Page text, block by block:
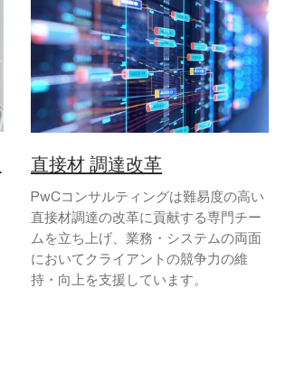
直接材 調達改革
PwCコンサルティングは難易度の高い
直接材調達の改革に貢献する専門チー
ムを立ち上げ、業務・システムの両面
においてクライアントの競争力の維
持・向上を支援しています。